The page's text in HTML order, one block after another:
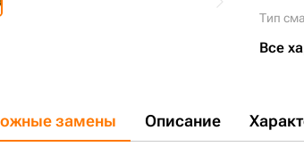
Тип
Все
замены Описание